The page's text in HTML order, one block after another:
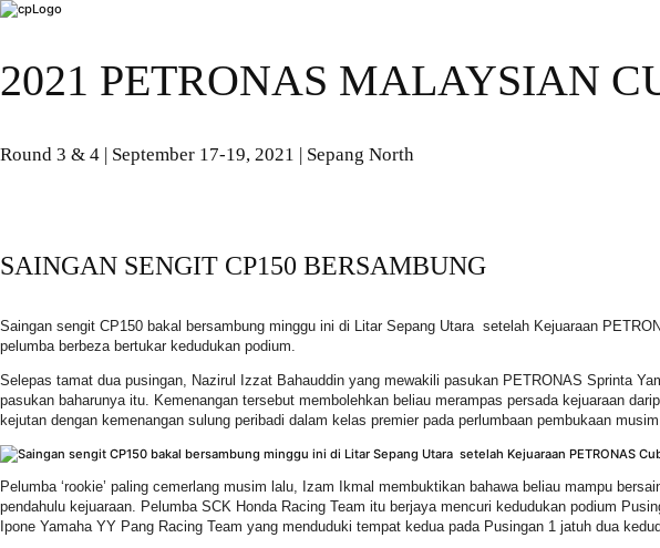
2021 PETRONAS MALAYSIAN
Round 3 & 4 | September 17-19, 2021 | Sepang North
SAINGAN SENGIT CP150 BERSAMBUNG
Saingan sengit CP150 bakal bersambung minggu ini di Litar Sepang Utara setelah Kejuaraan
pelumba berbeza bertukar kedudukan podium.
Selepas tamat dua pusingan, Nazirul Izzat Bahauddin yang mewakili pasukan PETRONAS Sprinta
pasukan baharunya itu. Kemenangan tersebut membolehkan beliau merampas persada kejuaraan
kejutan dengan kemenangan sulung peribadi dalam kelas premier pada perlumbaan pembukaan
Pelumba ‘rookie’ paling cemerlang musim lalu, Izam Ikmal membuktikan bahawa beliau mampu
pendahulu kejuaraan. Pelumba SCK Honda Racing Team itu berjaya mencuri kedudukan podium
Ipone Yamaha YY Pang Racing Team yang menduduki tempat kedua pada Pusingan 1 jatuh dua